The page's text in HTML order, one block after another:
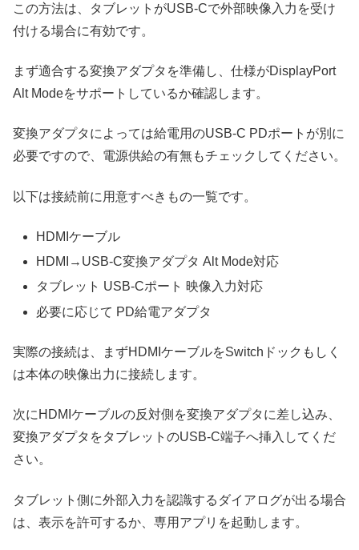
この方法は、タブレットがUSB-Cで外部映像入力を受け
付ける場合に有効です。
まず適合する変換アダプタを準備し、仕様がDisplayPort
Alt Modeをサポートしているか確認します。
変換アダプタによっては給電用のUSB-C PDポートが別に
必要ですので、電源供給の有無もチェックしてください。
以下は接続前に用意すべきもの一覧です。
HDMIケーブル
HDMI→USB-C変換アダプタ Alt Mode対応
タブレット USB-Cポート 映像入力対応
必要に応じて PD給電アダプタ
実際の接続は、まずHDMIケーブルをSwitchドックもしく
は本体の映像出力に接続します。
次にHDMIケーブルの反対側を変換アダプタに差し込み、
変換アダプタをタブレットのUSB-C端子へ挿入してくだ
さい。
タブレット側に外部入力を認識するダイアログが出る場合
は、表示を許可するか、専用アプリを起動します。